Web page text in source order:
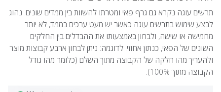
תרשים עוגה נקרא גם גרף פאי ומטרתו להשוות בין ממדים שונים. נהוג
לבצע שימוש בתרשים עוגה כאשר יש מעט ערכים בממד, לא יותר
מחמישה או שישה, ולבחון באמצעותו את ההבדלים בין החלקים
השונים של הפאי, כנתון אחוזי. לדוגמה: ניתן לבחון ארבע קבוצות מוצר
ולהעריך מהו חלקה של הקבוצה מתוך השלם (כלומר מהו גודל
הקבוצה מתוך 100%).